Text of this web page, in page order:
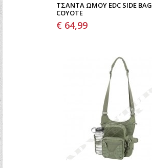
ΤΣΆΝΤΑ ΏΜΟΥ EDC SIDE BAG
COYOTE
€ 64,99